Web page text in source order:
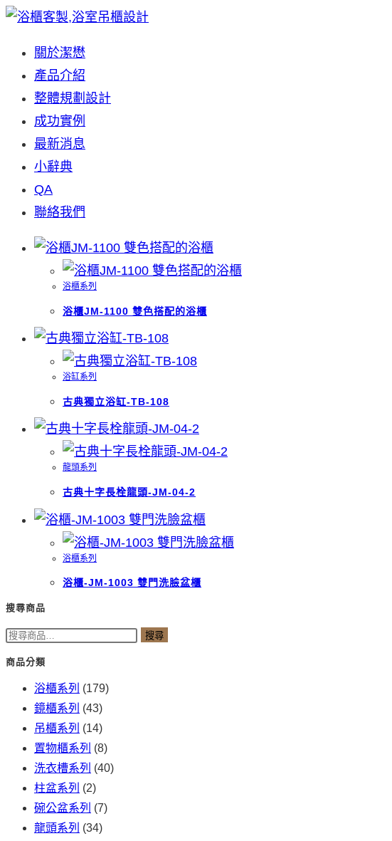
Skip
content
關於潔懋
產品介紹
整體規劃設計
成功實例
最新消息
小辭典
QA
聯絡我們
浴櫃系列
浴櫃JM-1100 雙色搭配的浴櫃
浴缸系列
古典獨立浴缸-TB-108
龍頭系列
古典十字長栓龍頭-JM-04-2
浴櫃系列
浴櫃-JM-1003 雙門洗臉盆櫃
搜尋商品
搜
尋
搜尋
商品分類
浴櫃系列 (179)
鏡櫃系列 (43)
吊櫃系列 (14)
置物櫃系列 (8)
洗衣槽系列 (40)
柱盆系列 (2)
碗公盆系列 (7)
龍頭系列 (34)